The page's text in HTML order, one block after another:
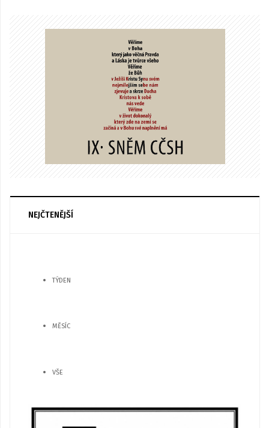
NEJČTENĚJŠÍ
TÝDEN
MĚSÍC
VŠE